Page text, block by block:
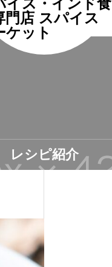
イス・インド食
門店 スパイス
ケット
レシピ紹介